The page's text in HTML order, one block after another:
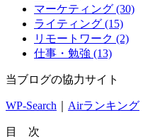
マーケティング (30)
ライティング (15)
リモートワーク (2)
仕事・勉強 (13)
当ブログの協力サイト
WP-Search Airランキング
目 次